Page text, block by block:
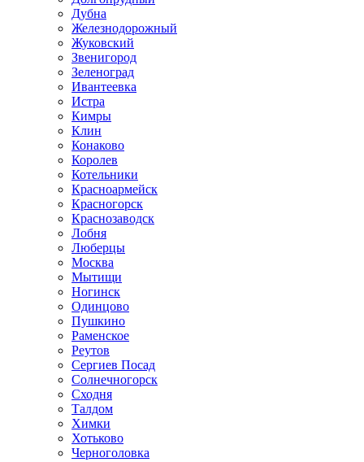
Дубна
Железнодорожный
Жуковский
Звенигород
Зеленоград
Ивантеевка
Истра
Кимры
Клин
Конаково
Королев
Котельники
Красноармейск
Красногорск
Краснозаводск
Лобня
Люберцы
Москва
Мытищи
Ногинск
Одинцово
Пушкино
Раменское
Реутов
Сергиев Посад
Солнечногорск
Сходня
Талдом
Химки
Хотьково
Черноголовка